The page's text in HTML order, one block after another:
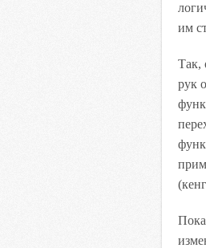
им
Так,
рук